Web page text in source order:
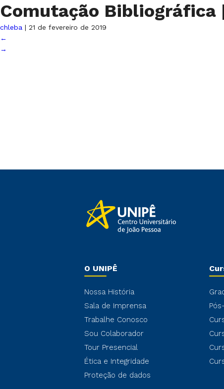
Comutação Bibliográfica
chleba | 21 de fevereiro de 2019
←
→
O UNIPÊ
Nossa História
Sala de Imprensa
Trabalhe Conosco
Sou Colaborador
Tour Presencial
Ética e Integridade
Proteção de dados